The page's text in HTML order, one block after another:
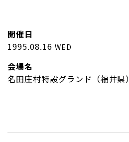
開催日
1995.08.16 WED
会場名
名田庄村特設グランド（福井県）